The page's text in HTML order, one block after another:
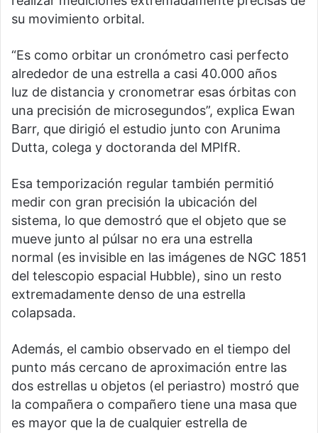
su movimiento orbital.
“Es como orbitar un cronómetro casi perfecto
alrededor de una estrella a casi 40.000 años
luz de distancia y cronometrar esas órbitas con
una precisión de microsegundos”, explica Ewan
Barr, que dirigió el estudio junto con Arunima
Dutta, colega y doctoranda del MPIfR.
Esa temporización regular también permitió
medir con gran precisión la ubicación del
sistema, lo que demostró que el objeto que se
mueve junto al púlsar no era una estrella
normal (es invisible en las imágenes de NGC 1851
del telescopio espacial Hubble), sino un resto
extremadamente denso de una estrella
colapsada.
Además, el cambio observado en el tiempo del
punto más cercano de aproximación entre las
dos estrellas u objetos (el periastro) mostró que
la compañera o compañero tiene una masa que
es mayor que la de cualquier estrella de